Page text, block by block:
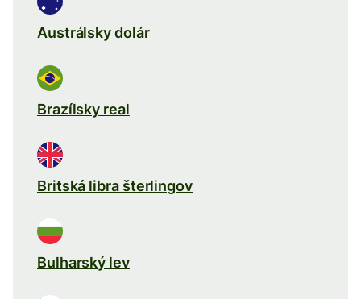
Austrálsky dolár
Brazílsky real
Britská libra šterlingov
Bulharský lev